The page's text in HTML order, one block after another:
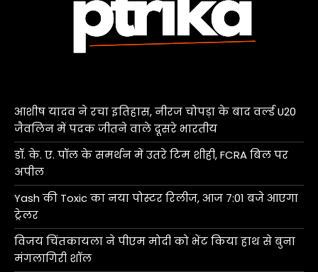
आशीष यादव ने रचा इतिहास, नीरज चोपड़ा के बाद वर्ल्ड U20
जैवलिन में पदक जीतने वाले दूसरे भारतीय
डॉ. के. ए. पॉल के समर्थन में उतरे टिम शीही, FCRA बिल पर
अपील
Yash की Toxic का नया पोस्टर रिलीज, आज 7:01 बजे आएगा
ट्रेलर
विजय चिंतकायला ने पीएम मोदी को भेंट किया हाथ से बुना
मंगलागिरी शॉल